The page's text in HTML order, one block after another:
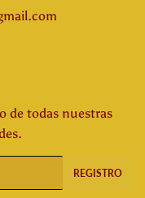
de todas nuestras
REGISTRO